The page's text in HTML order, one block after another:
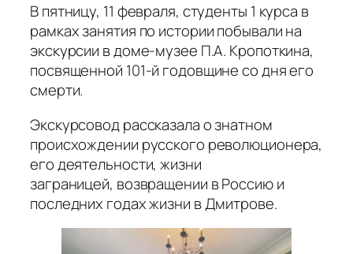
В пятницу, 11 февраля, студенты 1 курса в
рамках занятия по истории побывали на
экскурсии в доме-музее П.А. Кропоткина,
посвященной 101-й годовщине со дня его
смерти.
Экскурсовод рассказала о знатном
происхождении русского революционера,
его деятельности, жизни
заграницей, возвращении в Россию и
последних годах жизни в Дмитрове.